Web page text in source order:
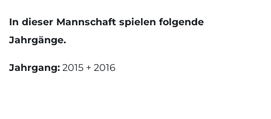
In dieser Mannschaft spielen folgende
Jahrgänge.
Jahrgang: 2015 + 2016